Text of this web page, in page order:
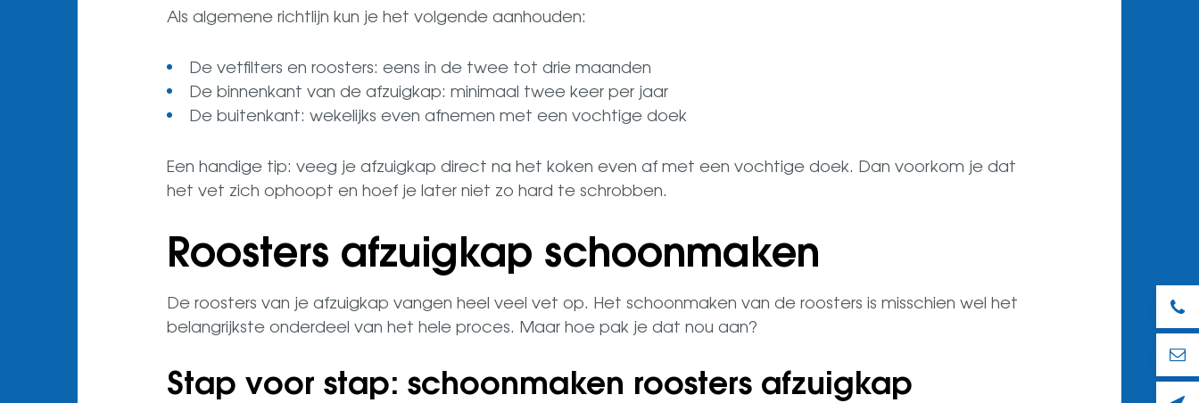
Als algemene richtlijn kun je het volgende aanhouden:
De vetfilters en roosters: eens in de twee tot drie maanden
De binnenkant van de afzuigkap: minimaal twee keer per jaar
De buitenkant: wekelijks even afnemen met een vochtige doek
Een handige tip: veeg je afzuigkap direct na het koken even af met een vochtige doek. Dan voorkom je dat
het vet zich ophoopt en hoef je later niet zo hard te schrobben.
Roosters afzuigkap schoonmaken
De roosters van je afzuigkap vangen heel veel vet op. Het schoonmaken van de roosters is misschien wel het
belangrijkste onderdeel van het hele proces. Maar hoe pak je dat nou aan?
Stap voor stap: schoonmaken roosters afzuigkap